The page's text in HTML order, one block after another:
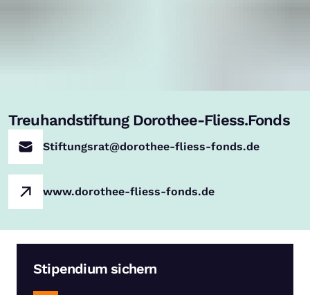
Treuhandstiftung Dorothee-Fliess.Fonds
Stiftungsrat@dorothee-fliess-fonds.de
www.dorothee-fliess-fonds.de
Stipendium sichern